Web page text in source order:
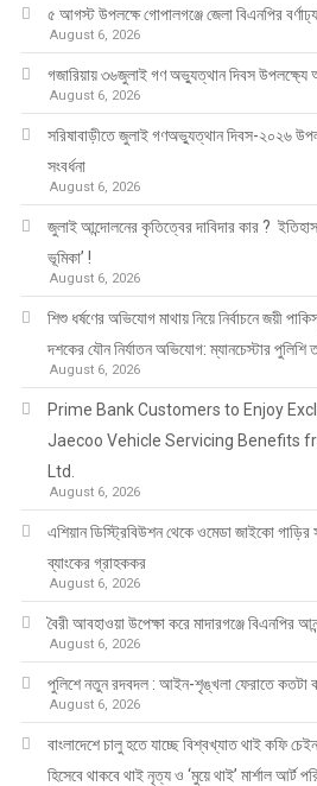
৫ আগস্ট উপলক্ষে গোপালগঞ্জে জেলা বিএনপির
August 6, 2026
গজারিয়ায় ৩৬জুলাই গণ অভ্যুত্থান দিবস উপলক্ষ্যে
August 6, 2026
সরিষাবাড়ীতে জুলাই গণঅভ্যুত্থান দিবস-২০২৬
সংবর্ধনা
August 6, 2026
জুলাই আন্দোলনের কৃতিত্বের দাবিদার কার ?
ভূমিকা’ !
August 6, 2026
শিশু ধর্ষণের অভিযোগ মাথায় নিয়ে নির্বাচনে জয়ী
দশকের যৌন নির্যাতন অভিযোগ: ম্যানচেস্টার পুলিশি
August 6, 2026
Prime Bank Customers to Enjoy
Jaecoo Vehicle Servicing Benefits
Ltd.
August 6, 2026
এশিয়ান ডিস্ট্রিবিউশন থেকে ওমেডা জাইকো গাড়ির
ব্যাংকের গ্রাহককর
August 6, 2026
বৈরী আবহাওয়া উপেক্ষা করে মাদারগঞ্জে বিএনপির
August 6, 2026
পুলিশে নতুন রদবদল : আইন-শৃঙ্খলা ফেরাতে কতটা
August 6, 2026
​​বাংলাদেশে চালু হতে যাচ্ছে বিশ্বখ্যাত থাই কফি
হিসেবে থাকবে থাই নৃত্য ও ‘মুয়ে থাই’ মার্শাল আর্ট